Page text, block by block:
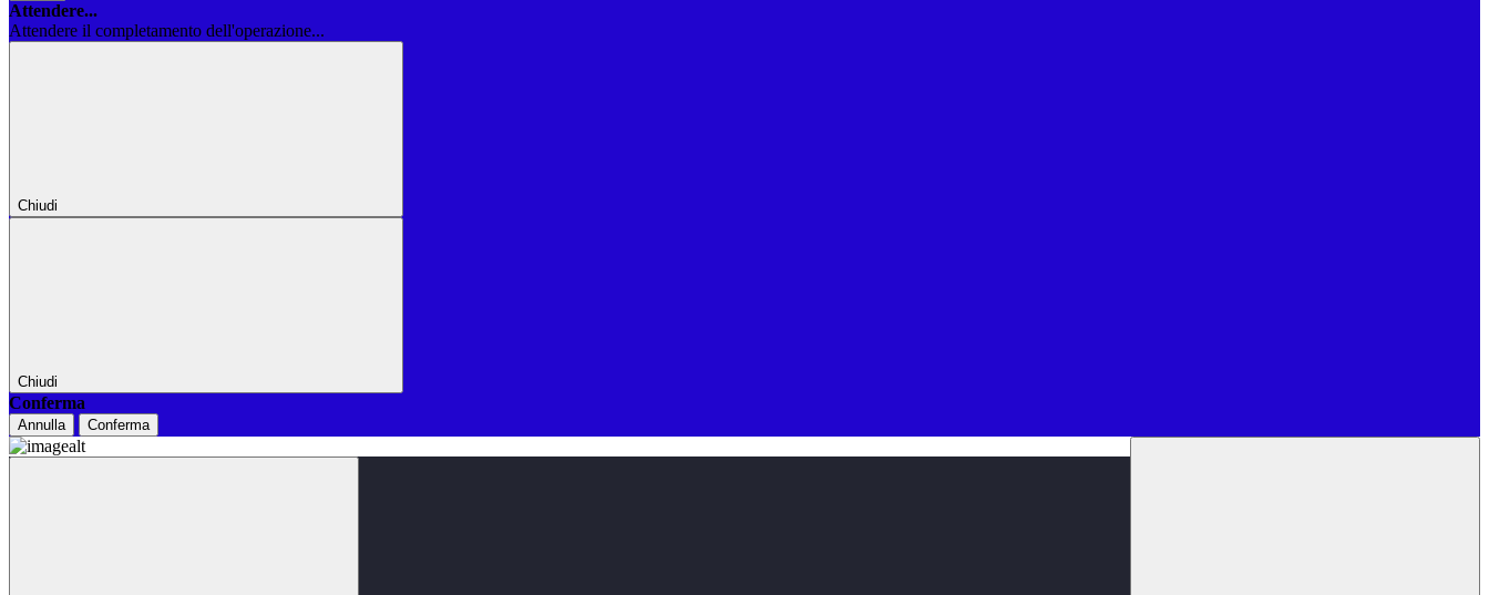
Attendere...
Attendere il completamento dell'operazione...
Chiudi
Chiudi
Conferma
Annulla Conferma